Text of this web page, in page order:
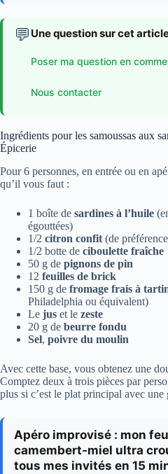
💬 Une question sur cet
Poser ma question en
Nous contacter
Ingrédients pour les samoussas aux
Épicerie
Pour 6 personnes, en entrée ou en
qu’il vous faut :
1 boîte de sardines à l’huile
égouttées)
1/2 citron confit (de
1/2 botte de ciboulette fraîche
50 g de pignons de pin
12 feuilles de brick
150 g de fromage frais à
Philadelphia ou équivalent)
Le jus et le zeste
20 g de beurre fondu
Sel, poivre du moulin
Avec cette base, vous obtenez une
Comptez deux à trois pièces par
plus si c’est le plat principal avec une
Apéro improvisé : mon
camembert-miel ultra
tous mes invités en 15